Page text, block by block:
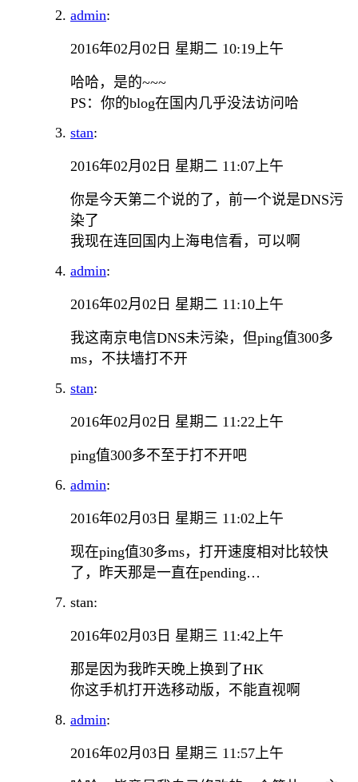
admin:
2016年02月02日 星期二 10:19上午
哈哈，是的~~~
PS：你的blog在国内几乎没法访问哈
stan:
2016年02月02日 星期二 11:07上午
你是今天第二个说的了，前一个说是DNS污
染了
我现在连回国内上海电信看，可以啊
admin:
2016年02月02日 星期二 11:10上午
我这南京电信DNS未污染，但ping值300多
ms，不扶墙打不开
stan:
2016年02月02日 星期二 11:22上午
ping值300多不至于打不开吧
admin:
2016年02月03日 星期三 11:02上午
现在ping值30多ms，打开速度相对比较快
了，昨天那是一直在pending…
stan:
2016年02月03日 星期三 11:42上午
那是因为我昨天晚上换到了HK
你这手机打开选移动版，不能直视啊
admin:
2016年02月03日 星期三 11:57上午